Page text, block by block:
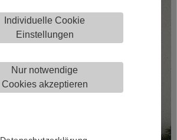
Individuelle Cookie
Einstellungen
Nur notwendige
Cookies akzeptieren